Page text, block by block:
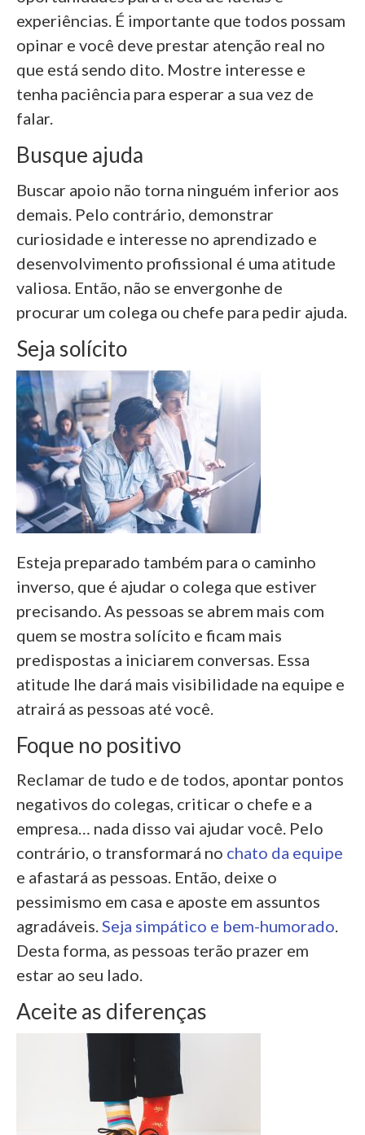
experiências. É importante que todos possam
opinar e você deve prestar atenção real no
que está sendo dito. Mostre interesse e
tenha paciência para esperar a sua vez de
falar.
Busque ajuda
Buscar apoio não torna ninguém inferior aos
demais. Pelo contrário, demonstrar
curiosidade e interesse no aprendizado e
desenvolvimento profissional é uma atitude
valiosa. Então, não se envergonhe de
procurar um colega ou chefe para pedir ajuda.
Seja solícito
Esteja preparado também para o caminho
inverso, que é ajudar o colega que estiver
precisando. As pessoas se abrem mais com
quem se mostra solícito e ficam mais
predispostas a iniciarem conversas. Essa
atitude lhe dará mais visibilidade na equipe e
atrairá as pessoas até você.
Foque no positivo
Reclamar de tudo e de todos, apontar pontos
negativos do colegas, criticar o chefe e a
empresa… nada disso vai ajudar você. Pelo
contrário, o transformará no chato da equipe
e afastará as pessoas. Então, deixe o
pessimismo em casa e aposte em assuntos
agradáveis.Seja simpático e bem-humorado.
Desta forma, as pessoas terão prazer em
estar ao seu lado.
Aceite as diferenças